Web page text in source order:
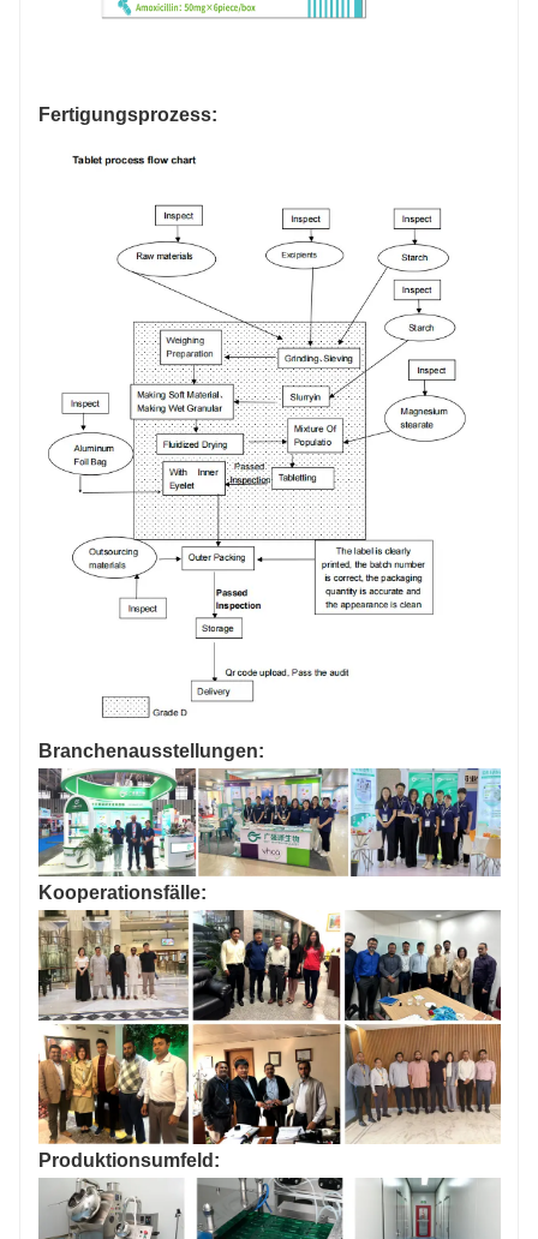
Fertigungsprozess:
Branchenausstellungen:
Kooperationsfälle:
Produktionsumfeld: